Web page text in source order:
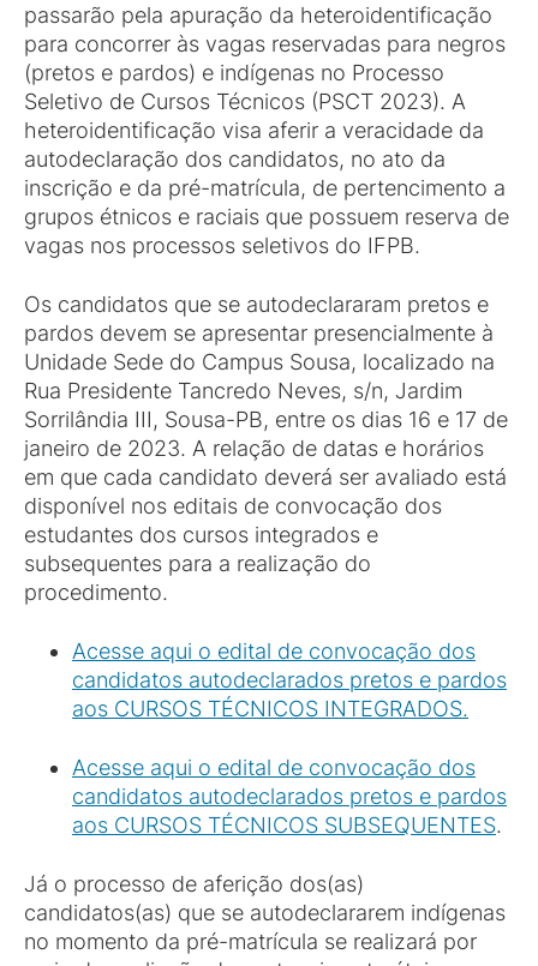
passarão pela apuração da heteroidentificação
para concorrer às vagas reservadas para negros
(pretos e pardos) e indígenas no Processo
Seletivo de Cursos Técnicos (PSCT 2023). A
heteroidentificação visa aferir a veracidade da
autodeclaração dos candidatos, no ato da
inscrição e da pré-matrícula, de pertencimento a
grupos étnicos e raciais que possuem reserva de
vagas nos processos seletivos do IFPB.
Os candidatos que se autodeclararam pretos e
pardos devem se apresentar presencialmente à
Unidade Sede do Campus Sousa, localizado na
Rua Presidente Tancredo Neves, s/n, Jardim
Sorrilândia III, Sousa-PB, entre os dias 16 e 17 de
janeiro de 2023. A relação de datas e horários
em que cada candidato deverá ser avaliado está
disponível nos editais de convocação dos
estudantes dos cursos integrados e
subsequentes para a realização do
procedimento.
Acesse aqui o edital de convocação dos
candidatos autodeclarados pretos e pardos
aos CURSOS TÉCNICOS INTEGRADOS.
Acesse aqui o edital de convocação dos
candidatos autodeclarados pretos e pardos
aos CURSOS TÉCNICOS SUBSEQUENTES.
Já o processo de aferição dos(as)
candidatos(as) que se autodeclararem indígenas
no momento da pré-matrícula se realizará por